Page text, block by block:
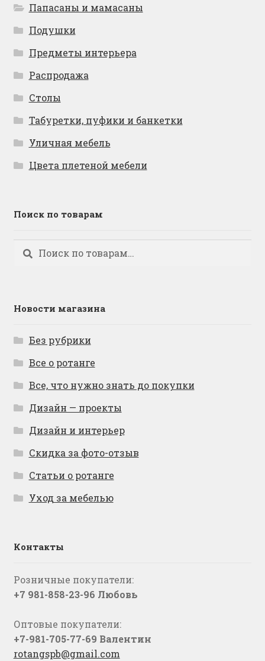
Папасаны и мамасаны
Подушки
Предметы интерьера
Распродажа
Столы
Табуретки, пуфики и банкетки
Уличная мебель
Цвета плетеной мебели
Поиск по товарам
Искать:
Поиск
Новости магазина
Без рубрики
Все о ротанге
Все, что нужно знать до покупки
Дизайн — проекты
Дизайн и интерьер
Скидка за фото-отзыв
Статьи о ротанге
Уход за мебелью
Контакты
Розничные покупатели:
+7 981-858-23-96 Любовь
Оптовые покупатели:
+7-981-705-77-69 Валентин
rotangspb@gmail.com